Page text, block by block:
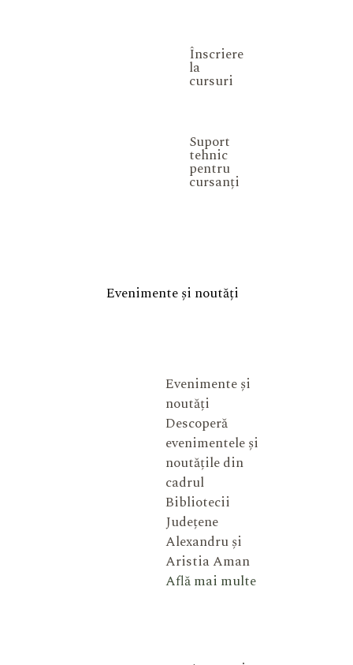
Înscriere
la
cursuri
Suport
tehnic
pentru
cursanți
Evenimente și noutăți
Evenimente și
noutăți
Descoperă
evenimentele și
noutățile din
cadrul
Bibliotecii
Județene
Alexandru și
Aristia Aman
Află mai multe